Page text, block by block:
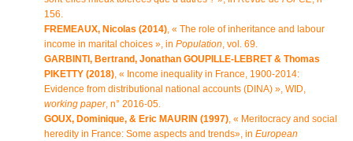
156.
FREMEAUX, Nicolas (2014), « The role of inheritance and labour
income in marital choices », in Population, vol. 69.
GARBINTI, Bertrand, Jonathan GOUPILLE-LEBRET & Thomas
PIKETTY (2018), « Income inequality in France, 1900-2014:
Evidence from distributional national accounts (DINA) », WID,
working paper, n° 2016-05.
GOUX, Dominique, & Eric MAURIN (1997), « Meritocracy and social
heredity in France: Some aspects and trends», in European